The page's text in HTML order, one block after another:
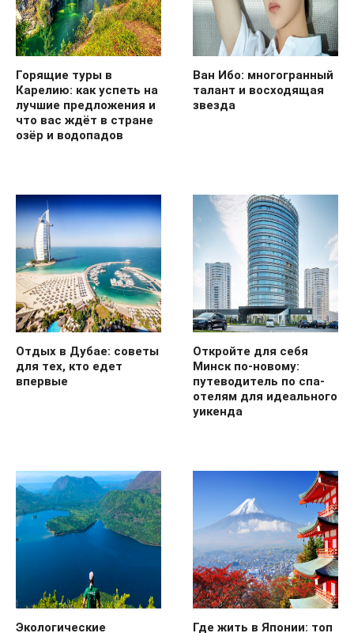
Горящие туры в
Карелию: как успеть на
лучшие предложения и
что вас ждёт в стране
озёр и водопадов
Ван Ибо: многогранный
талант и восходящая
звезда
Отдых в Дубае: советы
для тех, кто едет
впервые
Откройте для себя
Минск по-новому:
путеводитель по спа-
отелям для идеального
уикенда
Экологические Где жить в Японии: топ